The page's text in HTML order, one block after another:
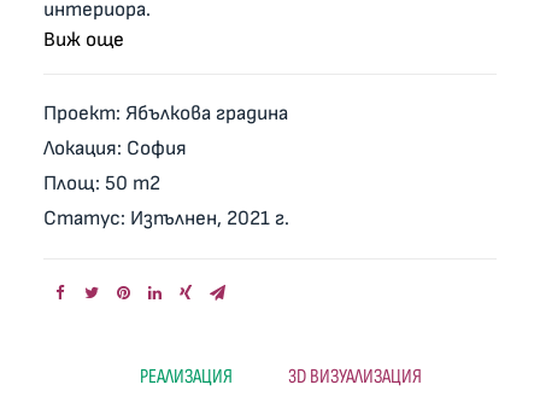
РЕАЛИЗАЦИЯ 3D ВИЗУАЛИЗАЦИЯ
интериора.
помещението, не можахме да развием окачени
тавани с лед ленти, но заложихме на релсови
осветителни тела, които са така модерни
днес.
холна маса, цялата баня.
Виж още
Проект: Ябълкова градина
Локация: София
Площ: 50 m2
Статус: Изпълнен, 2021 г.